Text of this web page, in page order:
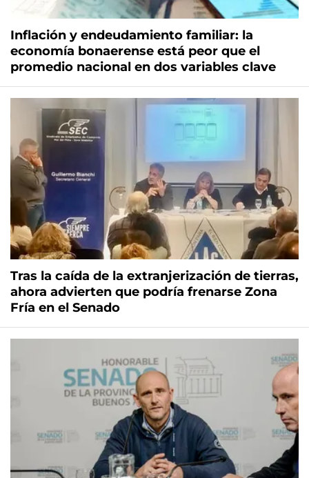
Inflación y endeudamiento familiar: la
economía bonaerense está peor que el
promedio nacional en dos variables clave
Tras la caída de la extranjerización de tierras,
ahora advierten que podría frenarse Zona
Fría en el Senado